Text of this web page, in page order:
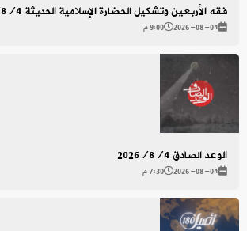
فقه الأربعين وتشكيل الحضارة الإسلامية الحديثة 2026/8/4
2026-08-04 9:00 م
الوعد الصادق 2026/8/4
2026-08-04 7:30 م